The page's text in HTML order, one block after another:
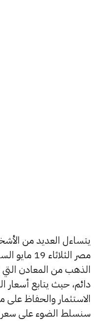
يتساءل العديد من
الذهب من المعادن
دائم، حيث يتابع أسعار
الاستثمار والحفاظ على
سنسلط الضوء على سعر